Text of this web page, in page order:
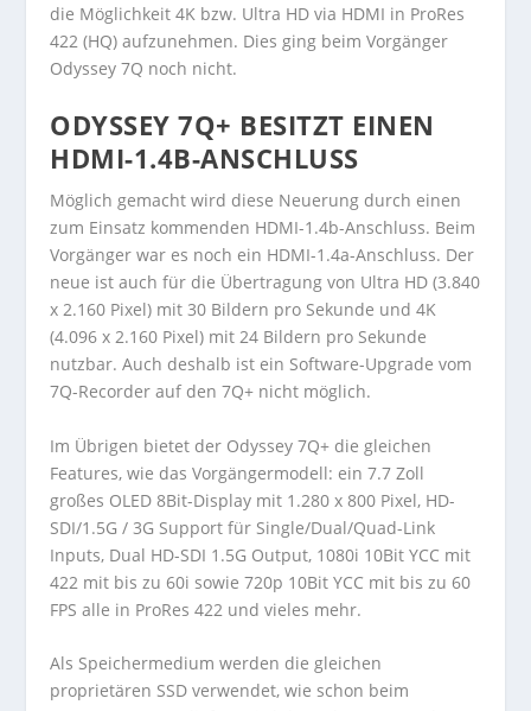
die Möglichkeit 4K bzw. Ultra HD via HDMI in ProRes
422 (HQ) aufzunehmen. Dies ging beim Vorgänger
Odyssey 7Q noch nicht.
ODYSSEY 7Q+ BESITZT EINEN
HDMI-1.4B-ANSCHLUSS
Möglich gemacht wird diese Neuerung durch einen
zum Einsatz kommenden HDMI-1.4b-Anschluss. Beim
Vorgänger war es noch ein HDMI-1.4a-Anschluss. Der
neue ist auch für die Übertragung von Ultra HD (3.840
x 2.160 Pixel) mit 30 Bildern pro Sekunde und 4K
(4.096 x 2.160 Pixel) mit 24 Bildern pro Sekunde
nutzbar. Auch deshalb ist ein Software-Upgrade vom
7Q-Recorder auf den 7Q+ nicht möglich.
Im Übrigen bietet der Odyssey 7Q+ die gleichen
Features, wie das Vorgängermodell: ein 7.7 Zoll
großes OLED 8Bit-Display mit 1.280 x 800 Pixel, HD-
SDI/1.5G / 3G Support für Single/Dual/Quad-Link
Inputs, Dual HD-SDI 1.5G Output, 1080i 10Bit YCC mit
422 mit bis zu 60i sowie 720p 10Bit YCC mit bis zu 60
FPS alle in ProRes 422 und vieles mehr.
Als Speichermedium werden die gleichen
proprietären SSD verwendet, wie schon beim